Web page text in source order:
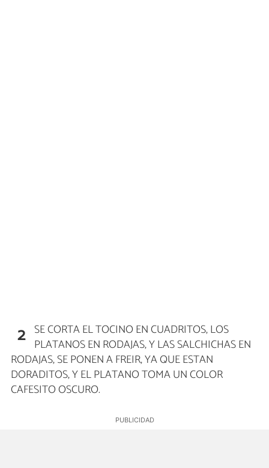
2 SE CORTA EL TOCINO EN CUADRITOS, LOS
PLATANOS EN RODAJAS, Y LAS SALCHICHAS EN
RODAJAS, SE PONEN A FREIR, YA QUE ESTAN
DORADITOS, Y EL PLATANO TOMA UN COLOR
CAFESITO OSCURO.